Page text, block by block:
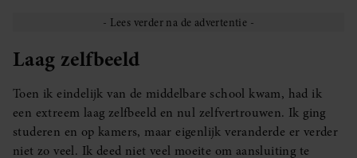
Laag zelfbeeld
Toen ik eindelijk van de middelbare school kwam, had ik
een extreem laag zelfbeeld en nul zelfvertrouwen. Ik ging
studeren en op kamers, maar eigenlijk veranderde er verder
niet zo veel. Ik deed niet veel moeite om aansluiting te